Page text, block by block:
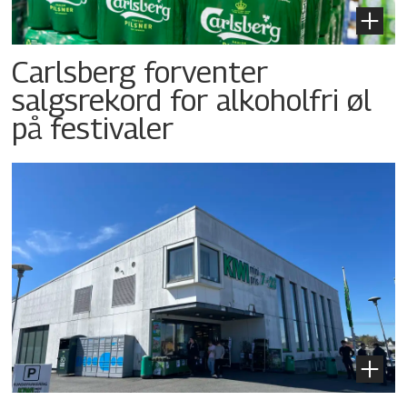
Carlsberg forventer
salgsrekord for alkoholfri øl
på festivaler